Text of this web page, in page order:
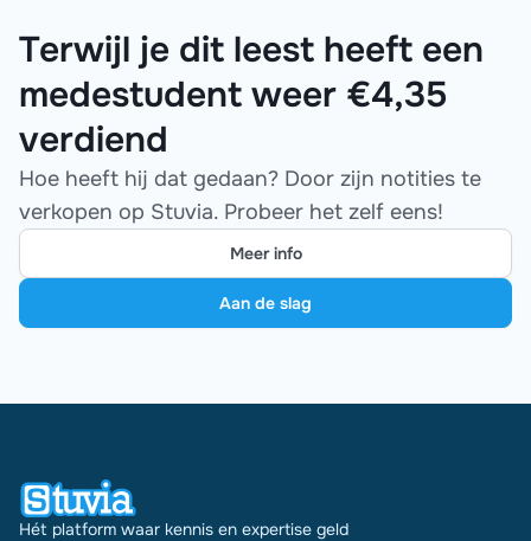
Terwijl je dit leest heeft een
medestudent weer €4,35
verdiend
Hoe heeft hij dat gedaan? Door zijn notities te
verkopen op Stuvia. Probeer het zelf eens!
Meer info
Aan de slag
Hét platform waar kennis en expertise geld